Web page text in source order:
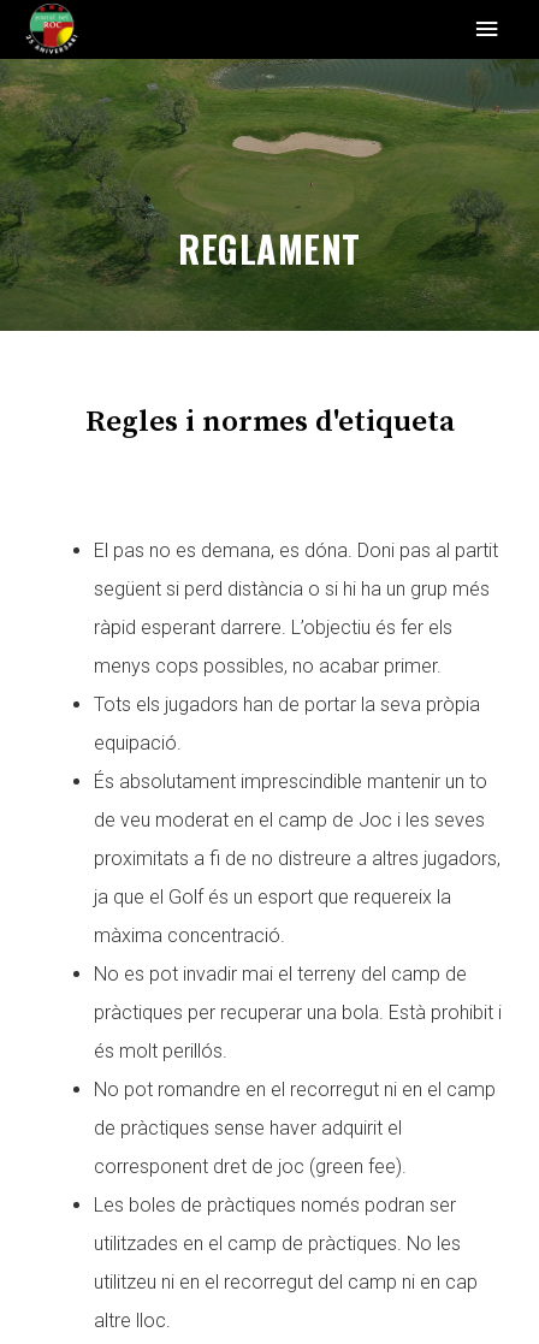
REGLAMENT
Regles i normes d'etiqueta
El pas no es demana, es dóna. Doni pas al partit
següent si perd distància o si hi ha un grup més
ràpid esperant darrere. L’objectiu és fer els
menys cops possibles, no acabar primer.
Tots els jugadors han de portar la seva pròpia
equipació.
És absolutament imprescindible mantenir un to
de veu moderat en el camp de Joc i les seves
proximitats a fi de no distreure a altres jugadors,
ja que el Golf és un esport que requereix la
màxima concentració.
No es pot invadir mai el terreny del camp de
pràctiques per recuperar una bola. Està prohibit i
és molt perillós.
No pot romandre en el recorregut ni en el camp
de pràctiques sense haver adquirit el
corresponent dret de joc (green fee).
Les boles de pràctiques només podran ser
utilitzades en el camp de pràctiques. No les
utilitzeu ni en el recorregut del camp ni en cap
altre lloc.